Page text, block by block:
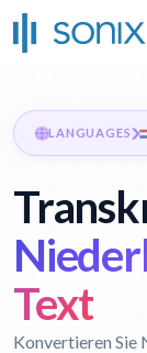
LANGUAGES
Text
Konvertieren Sie